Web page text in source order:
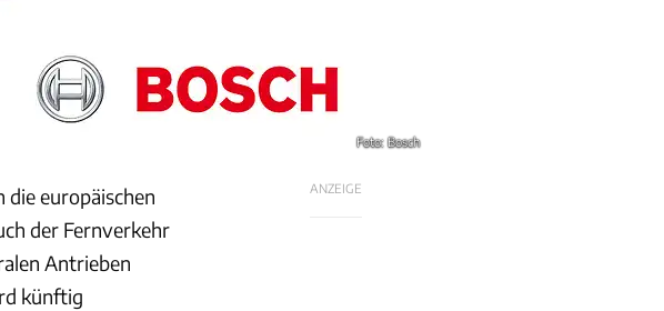
Foto: Bosch
ANZEIGE
europäischen
der Fernverkehr
Antrieben
künftig